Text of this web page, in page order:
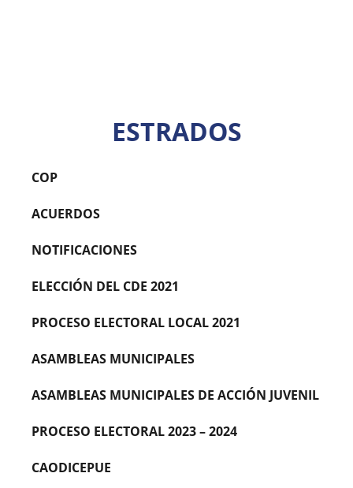
ESTRADOS
COP
ACUERDOS
NOTIFICACIONES
ELECCIÓN DEL CDE 2021
PROCESO ELECTORAL LOCAL 2021
ASAMBLEAS MUNICIPALES
ASAMBLEAS MUNICIPALES DE ACCIÓN JUVENIL
PROCESO ELECTORAL 2023 – 2024
CAODICEPUE